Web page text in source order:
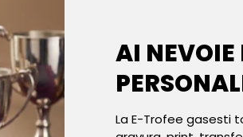
AI NEVOIE
La E-Trofee gasesti